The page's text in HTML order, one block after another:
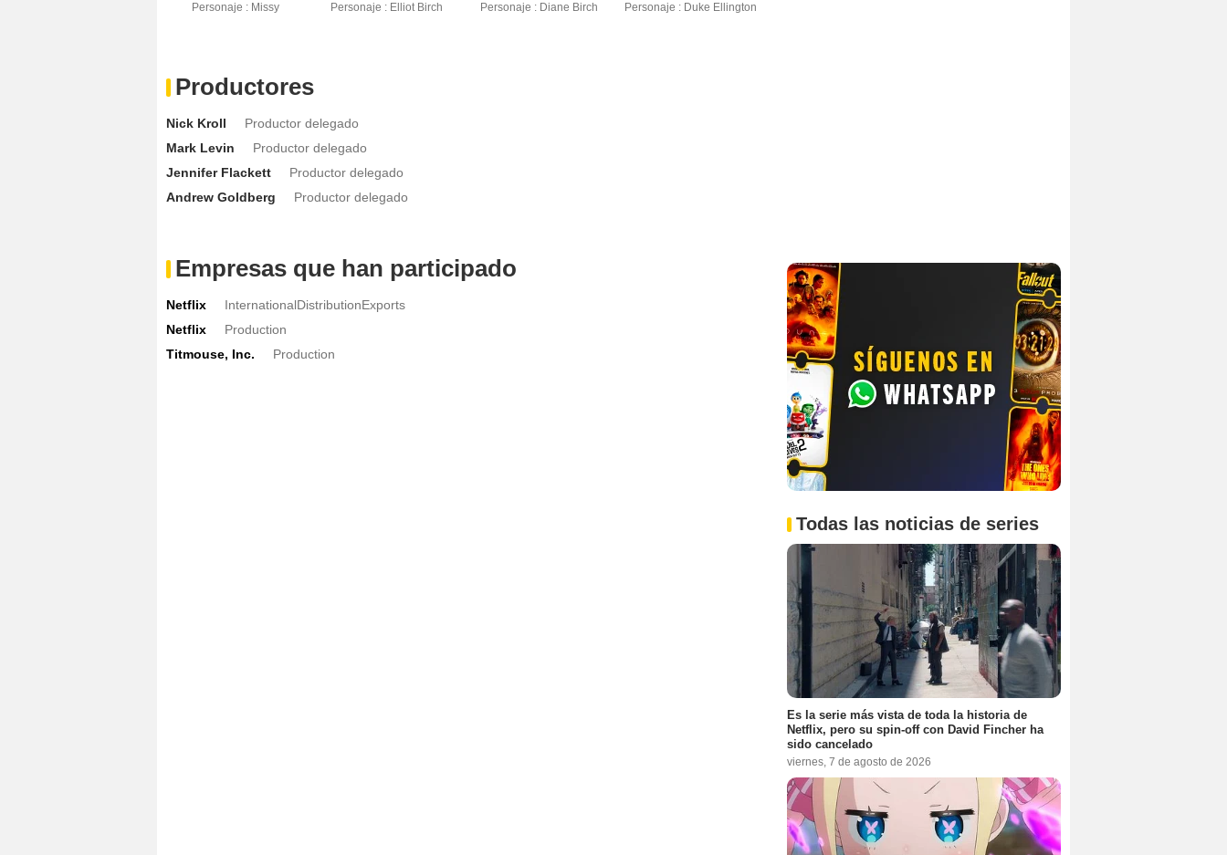
Personaje : Missy Personaje : Elliot Birch Personaje : Diane Birch Personaje : Duke Ellington
Productores
Nick Kroll
Productor delegado
Mark Levin
Productor delegado
Jennifer Flackett
Productor delegado
Andrew Goldberg
Productor delegado
Empresas que han participado
Netflix
InternationalDistributionExports
Netflix
Production
Titmouse, Inc.
Production
Todas las noticias de series
Es la serie más vista de toda la historia de
Netflix, pero su spin-off con David Fincher ha
sido cancelado
viernes, 7 de agosto de 2026